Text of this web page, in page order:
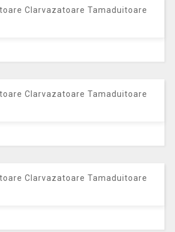
Clarvazatoare Tamaduitoare
Clarvazatoare Tamaduitoare
Clarvazatoare Tamaduitoare